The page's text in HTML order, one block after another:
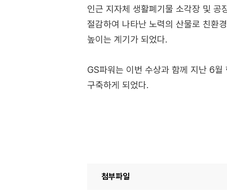
인근 지자체 생활폐기물 소각장 및
절감하여 나타난 노력의 산물로 친환
높이는 계기가 되었다.
GS파워는 이번 수상과 함께 지난 6
구축하게 되었다.
첨부파일